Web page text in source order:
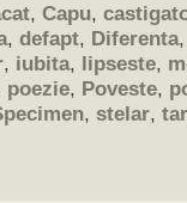
, Capu,
, defapt, Diferenta
, iubita, lipseste,
poezie, Poveste,
, stelar,